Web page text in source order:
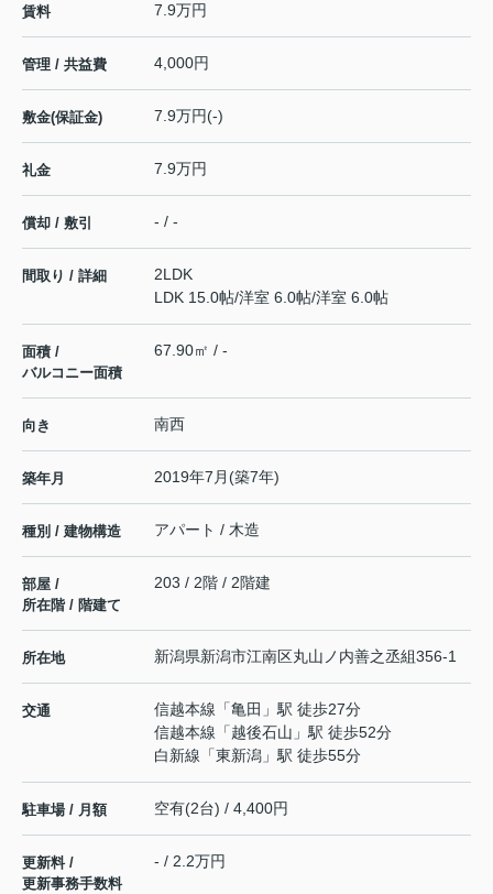
賃料 7.9万円
管理 / 共益費 4,000円
敷金(保証金) 7.9万円(-)
礼金 7.9万円
償却 / 敷引 - / -
間取り / 詳細
2LDK
LDK 15.0帖/洋室 6.0帖/洋室 6.0帖
面積 /
バルコニー面積
67.90㎡ / -
向き 南西
築年月 2019年7月(築7年)
種別 / 建物構造 アパート / 木造
部屋 /
所在階 / 階建て
203 / 2階 / 2階建
所在地 新潟県新潟市江南区丸山ノ内善之丞組356-1
交通 信越本線 「亀田 」駅 徒歩27分
信越本線 「越後石山 」駅 徒歩52分
白新線 「東新潟 」駅 徒歩55分
駐車場 / 月額 空有(2台) / 4,400円
更新料 /
更新事務手数料
- / 2.2万円